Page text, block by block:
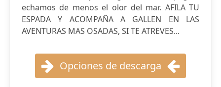
echamos de menos el olor del mar. AFILA TU
ESPADA Y ACOMPAÑA A GALLEN EN LAS
AVENTURAS MAS OSADAS, SI TE ATREVES...
Opciones de descarga